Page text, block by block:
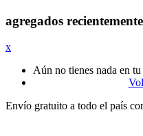
agregados recientemente
x
Aún no tienes nada en
Envío gratuito a todo el país